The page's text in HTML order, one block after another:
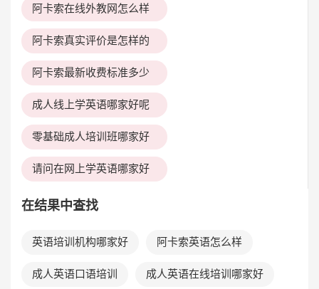
阿卡索在线外教网怎么样
阿卡索真实评价是怎样的
阿卡索最新收费标准多少
成人线上学英语哪家好呢
零基础成人培训班哪家好
请问在网上学英语哪家好
在结果中查找
英语培训机构哪家好 阿卡索英语怎么样
成人英语口语培训 成人英语在线培训哪家好